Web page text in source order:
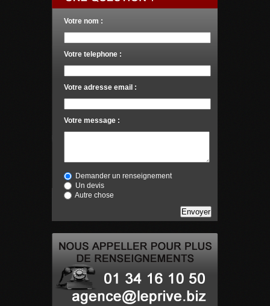
Votre nom :
Votre telephone :
Votre adresse email :
Votre message :
Demander un renseignement
Un devis
Autre chose